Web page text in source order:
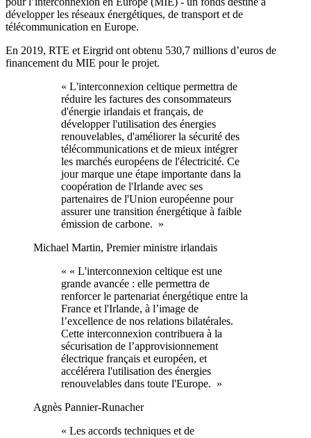
développer les réseaux énergétiques, de transport et de
télécommunication en Europe.
En 2019, RTE et Eirgrid ont obtenu 530,7 millions d’euros de
financement du MIE pour le projet.
« L'interconnexion celtique permettra de
réduire les factures des consommateurs
d'énergie irlandais et français, de
développer l'utilisation des énergies
renouvelables, d'améliorer la sécurité des
télécommunications et de mieux intégrer
les marchés européens de l'électricité. Ce
jour marque une étape importante dans la
coopération de l'Irlande avec ses
partenaires de l'Union européenne pour
assurer une transition énergétique à faible
émission de carbone. »
Michael Martin, Premier ministre irlandais
« « L'interconnexion celtique est une
grande avancée : elle permettra de
renforcer le partenariat énergétique entre la
France et l'Irlande, à l’image de
l’excellence de nos relations bilatérales.
Cette interconnexion contribuera à la
sécurisation de l’approvisionnement
électrique français et européen, et
accélérera l'utilisation des énergies
renouvelables dans toute l'Europe. »
Agnès Pannier-Runacher
« Les accords techniques et de